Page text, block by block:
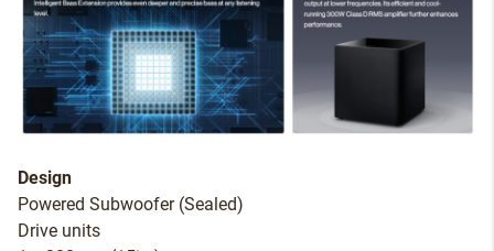
Design
Powered Subwoofer (Sealed)
Drive units